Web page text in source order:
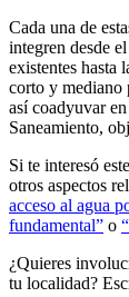
Cada una de
integren desde
existentes hasta
corto y mediano
así coadyuvar
Saneamiento,
Si te interesó
otros aspectos
acceso al agua
fundamental” o
¿Quieres
tu localidad?